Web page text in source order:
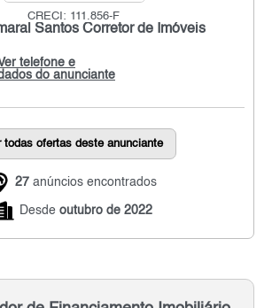
CRECI: 111.856-F
Santos Corretor de Imóveis
telefone e
do anunciante
todas ofertas deste anunciante
27 anúncios encontrados
Desde outubro de 2022